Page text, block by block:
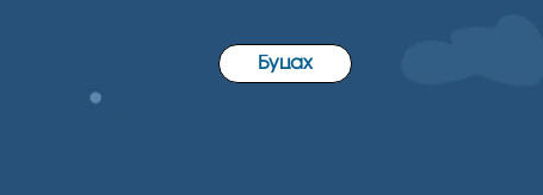
Буцах